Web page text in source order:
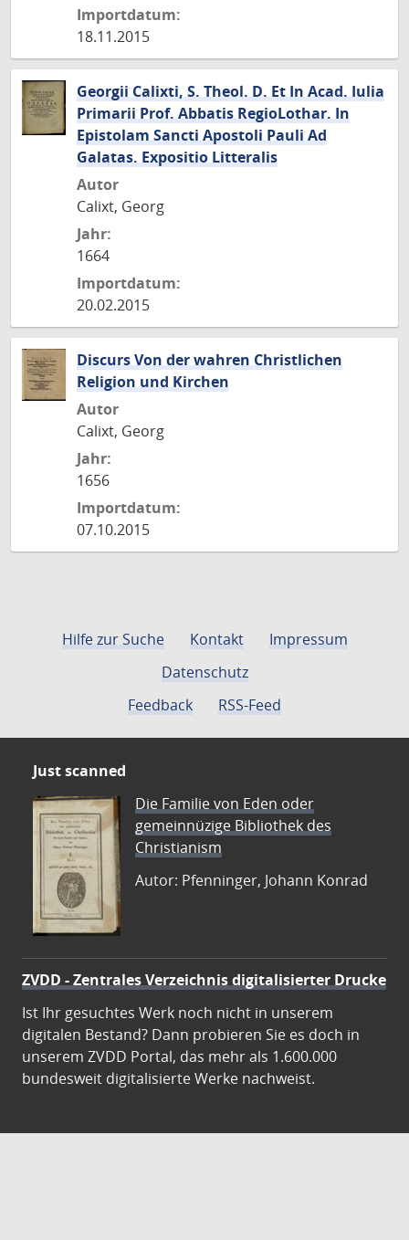
Importdatum:
18.11.2015
Georgii Calixti, S. Theol. D. Et In Acad. Iulia
Primarii Prof. Abbatis RegioLothar. In
Epistolam Sancti Apostoli Pauli Ad
Galatas. Expositio Litteralis
Autor
Calixt, Georg
Jahr:
1664
Importdatum:
20.02.2015
Discurs Von der wahren Christlichen
Religion und Kirchen
Autor
Calixt, Georg
Jahr:
1656
Importdatum:
07.10.2015
Hilfe zur Suche Kontakt
Impressum
Datenschutz
Feedback
RSS-Feed
Just scanned
Die Familie von Eden oder
gemeinnüzige Bibliothek des
Christianism
Autor: Pfenninger, Johann Konrad
ZVDD - Zentrales Verzeichnis digitalisierter Drucke
Ist Ihr gesuchtes Werk noch nicht in unserem
digitalen Bestand? Dann probieren Sie es doch in
unserem ZVDD Portal, das mehr als 1.600.000
bundesweit digitalisierte Werke nachweist.